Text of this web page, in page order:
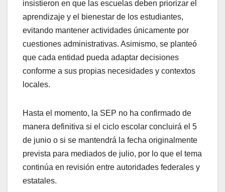
insistieron en que las escuelas deben priorizar el
aprendizaje y el bienestar de los estudiantes,
evitando mantener actividades únicamente por
cuestiones administrativas. Asimismo, se planteó
que cada entidad pueda adaptar decisiones
conforme a sus propias necesidades y contextos
locales.
Hasta el momento, la SEP no ha confirmado de
manera definitiva si el ciclo escolar concluirá el 5
de junio o si se mantendrá la fecha originalmente
prevista para mediados de julio, por lo que el tema
continúa en revisión entre autoridades federales y
estatales.